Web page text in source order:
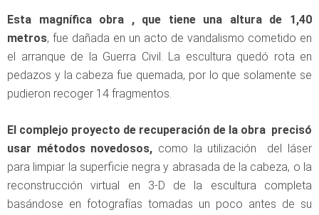
Esta magnífica obra , que tiene una altura de 1,40
metros, fue dañada en un acto de vandalismo cometido en
el arranque de la Guerra Civil. La escultura quedó rota en
pedazos y la cabeza fue quemada, por lo que solamente se
pudieron recoger 14 fragmentos.
El complejo proyecto de recuperación de la obra precisó
usar métodos novedosos, como la utilización del láser
para limpiar la superficie negra y abrasada de la cabeza, o la
reconstrucción virtual en 3-D de la escultura completa
basándose en fotografías tomadas un poco antes de su